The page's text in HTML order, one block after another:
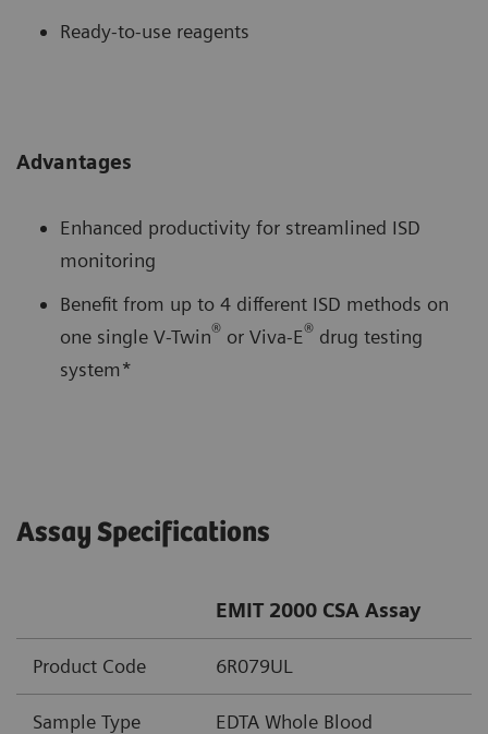
Ready-to-use reagents
Advantages
Enhanced productivity for streamlined ISD
monitoring
Benefit from up to 4 different ISD methods on
one single V-Twin® or Viva-E® drug testing
system*
Assay Specifications
EMIT 2000 CSA Assay
Product Code 6R079UL
Sample Type EDTA Whole Blood